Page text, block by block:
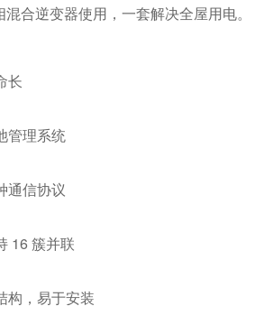
合逆变器使用，一套解决全屋用电。
长
管理系统
通信协议
16 簇并联
构，易于安装